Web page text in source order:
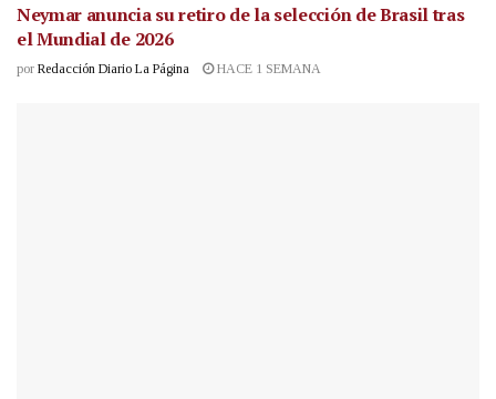
Neymar anuncia su retiro de la selección de Brasil tras
el Mundial de 2026
por Redacción Diario La Página HACE 1 SEMANA